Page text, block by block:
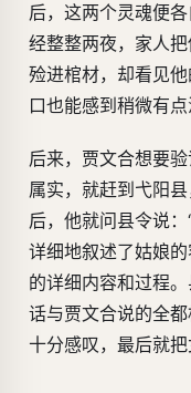
后，这两个灵魂便
经整整两夜，家人
殓进棺材，却看见
口也能感到稍微有
后来，贾文合想要
属实，就赶到弋阳
后，他就问县令说
详细地叙述了姑娘
的详细内容和过程
话与贾文合说的全都
十分感叹，最后就把